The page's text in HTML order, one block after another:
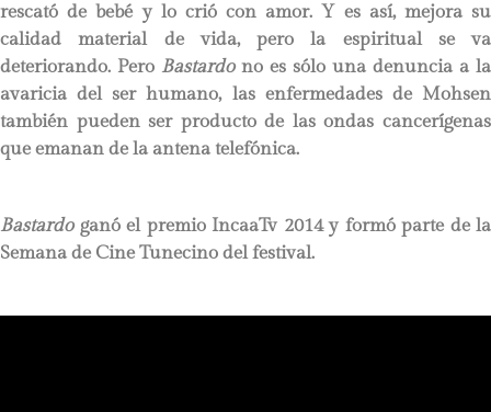
rescató de bebé y lo crió con amor. Y es así, mejora su
calidad material de vida, pero la espiritual se va
deteriorando. Pero Bastardono es sólo una denuncia a la
avaricia del ser humano, las enfermedades de Mohsen
también pueden ser producto de las ondas cancerígenas
que emanan de la antena telefónica.
Bastardoganó el premio IncaaTv 2014 y formó parte de la
Semana de Cine Tunecino del festival.